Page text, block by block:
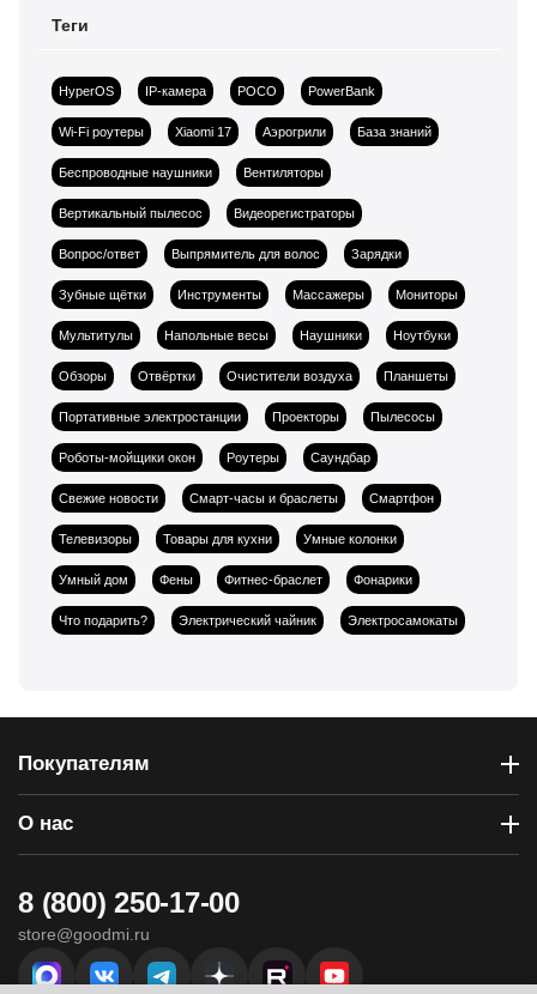
Теги
HyperOS IP-камера POCO PowerBank
Wi-Fi роутеры Xiaomi 17 Аэрогрили База знаний
Беспроводные наушники Вентиляторы
Вертикальный пылесос Видеорегистраторы
Вопрос/ответ Выпрямитель для волос Зарядки
Зубные щётки Инструменты Массажеры Мониторы
Мультитулы Напольные весы Наушники Ноутбуки
Обзоры Отвёртки Очистители воздуха Планшеты
Портативные электростанции Проекторы Пылесосы
Роботы-мойщики окон Роутеры Саундбар
Свежие новости Смарт-часы и браслеты Смартфон
Телевизоры Товары для кухни Умные колонки
Умный дом Фены Фитнес-браслет Фонарики
Что подарить? Электрический чайник Электросамокаты
Покупателям
О нас
8 (800) 250-17-00
store@goodmi.ru